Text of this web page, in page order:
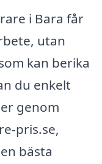
i Bara får
utan
kan berika
du enkelt
genom
pris.se,
bästa